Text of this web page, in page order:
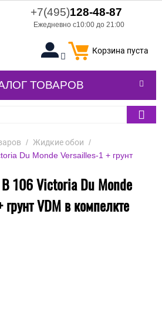
+7(495)128-48-87
Ежедневно с10:00 до 21:00
Корзина пуста
ТОВАРОВ
/ Жидкие обои /
Du Monde Versailles-1 + грунт
106 Victoria Du Monde
VDM в компелкте